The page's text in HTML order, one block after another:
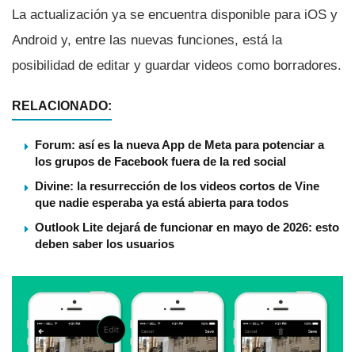
La actualización ya se encuentra disponible para iOS y
Android y, entre las nuevas funciones, está la
posibilidad de editar y guardar videos como borradores.
RELACIONADO:
Forum: así es la nueva App de Meta para potenciar a
los grupos de Facebook fuera de la red social
Divine: la resurrección de los videos cortos de Vine
que nadie esperaba ya está abierta para todos
Outlook Lite dejará de funcionar en mayo de 2026: esto
deben saber los usuarios